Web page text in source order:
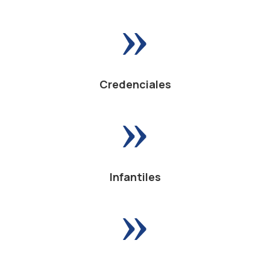
»
Credenciales
»
Infantiles
»